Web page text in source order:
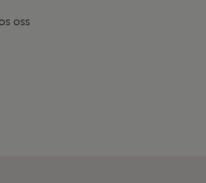
oss